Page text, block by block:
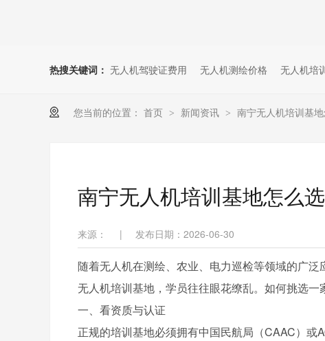
无人机考试评测系统
热搜关键词： 无人机驾驶证费用 无人机测绘价格 无人机培
您当前的位置： 首页 > 新闻资讯 > 南宁无人机培训基
南宁无人机培训基地怎么
来源： | 发布日期：2026-06-30
随着无人机在测绘、农业、电力巡检等领域的广
无人机培训基地，学员往往眼花缭乱。如何挑选一
一、看资质与认证
正规的培训基地必须拥有中国民航局（CAAC）